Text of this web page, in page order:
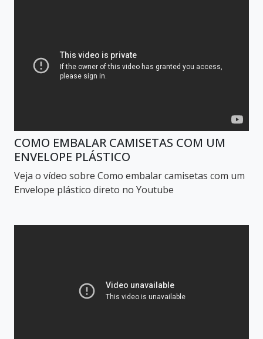
COMO EMBALAR CAMISETAS COM UM
ENVELOPE PLÁSTICO
Veja o vídeo sobre Como embalar camisetas com um
Envelope plástico direto no Youtube